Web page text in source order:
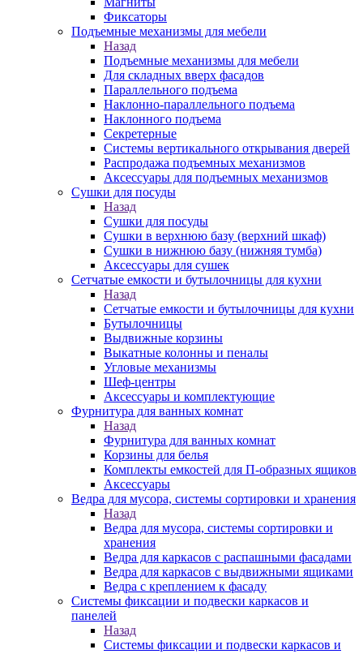
Фиксаторы
Подъемные механизмы для мебели
Назад
Подъемные механизмы для мебели
Для складных вверх фасадов
Параллельного подъема
Наклонно-параллельного подъема
Наклонного подъема
Секретерные
Системы вертикального открывания дверей
Распродажа подъемных механизмов
Аксессуары для подъемных механизмов
Сушки для посуды
Назад
Сушки для посуды
Сушки в верхнюю базу (верхний шкаф)
Сушки в нижнюю базу (нижняя тумба)
Аксессуары для сушек
Сетчатые емкости и бутылочницы для кухни
Назад
Сетчатые емкости и бутылочницы для кухни
Бутылочницы
Выдвижные корзины
Выкатные колонны и пеналы
Угловые механизмы
Шеф-центры
Аксессуары и комплектующие
Фурнитура для ванных комнат
Назад
Фурнитура для ванных комнат
Корзины для белья
Комплекты емкостей для П-образных ящиков
Аксессуары
Ведра для мусора, системы сортировки и хранения
Назад
Ведра для мусора, системы сортировки и
хранения
Ведра для каркасов с распашными фасадами
Ведра для каркасов с выдвижными ящиками
Ведра с креплением к фасаду
Системы фиксации и подвески каркасов и
панелей
Назад
Системы фиксации и подвески каркасов и